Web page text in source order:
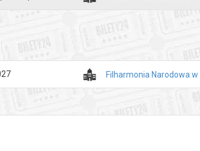
fortepianowym, stworzonym podczas wojennej
formy niż ekspresji emocji. Szczególnie
Tre Fontane – pojawiasię w zakończeniu.
ostatnie większe dzieło Siergieja Rachmaninowa,
rytmikę z nostalgicznym spojrzeniem
śpiewu Dies irae, którego słowa przywołują
Filharmonia Narodowa